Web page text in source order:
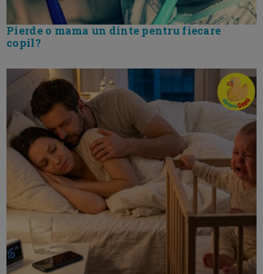
Pierde o mama un dinte pentru fiecare
copil?